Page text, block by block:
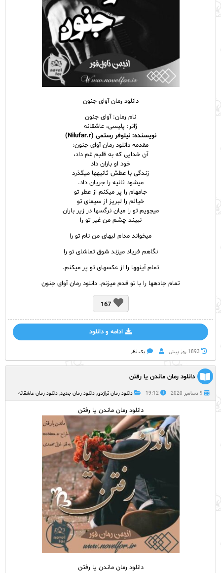
دانلود رمان آوای جنون
نام رمان: آوای جنون
ژانر: پلیسی، عاشقانه
نویسنده: نیلوفر رستمی (Nilufar.r)
مقدمه دانلود رمان آوای جنون:
آن خدایی که به قلبم غم داد،
خود او باران داد
زندگی با عطش ثانیه­ها می‏گذرد
می‏شود ثانیه را جریان داد.
جامه‏ام را پر می­کنم از عطر تو
خیالم را لبریز از سیمای تو
می­جویم تو را میان نرگس‏ها در زیر باران
نبیند چشم من غیر تو را
می­خواند مدام لب‏های من نام تو را
نگاهم فریاد می­زند شوق تماشای تو را
تمام آینه‏ها را از عکس­های تو پر می­کنم.
تمام جاده‏ها را با تو قدم می­زنم. دانلود رمان آوای جنون
167
ادامه و دانلود
1893 روز پيش یک نظر
دانلود رمان ماندن یا رفتن
9 دسامبر 2020 19:12 دانلود رمان تراژدی, دانلود رمان جدید, دانلود رمان عاشقانه
دانلود رمان ماندن یا رفتن
دانلود رمان ماندن یا رفتن